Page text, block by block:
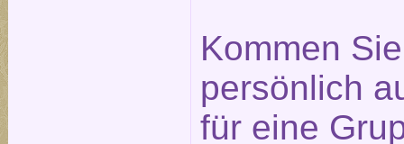
Kommen
persönlich
für eine